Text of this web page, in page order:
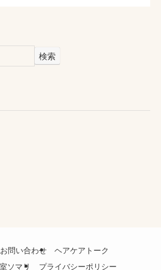
検索
お問い合わせ
ヘアケアトーク
ソマリ
プライバシーポリシー